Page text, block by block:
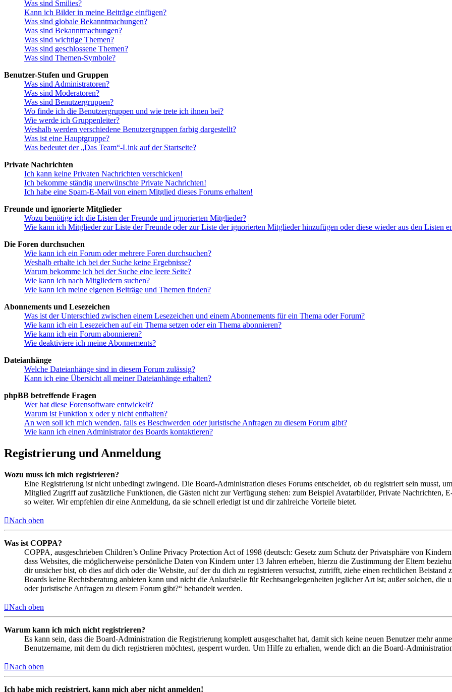
Was sind Smilies?
Kann ich Bilder in meine Beiträge einfügen?
Was sind globale Bekanntmachungen?
Was sind Bekanntmachungen?
Was sind wichtige Themen?
Was sind geschlossene Themen?
Was sind Themen-Symbole?
Benutzer-Stufen und Gruppen
Was sind Administratoren?
Was sind Moderatoren?
Was sind Benutzergruppen?
Wo finde ich die Benutzergruppen und wie trete ich ihnen bei?
Wie werde ich Gruppenleiter?
Weshalb werden verschiedene Benutzergruppen farbig dargestellt?
Was ist eine Hauptgruppe?
Was bedeutet der „Das Team“-Link auf der Startseite?
Private Nachrichten
Ich kann keine Privaten Nachrichten verschicken!
Ich bekomme ständig unerwünschte Private Nachrichten!
Ich habe eine Spam-E-Mail von einem Mitglied dieses Forums erhalten!
Freunde und ignorierte Mitglieder
Wozu benötige ich die Listen der Freunde und ignorierten Mitglieder?
Wie kann ich Mitglieder zur Liste der Freunde oder zur Liste der ignorierten Mitglieder hinzufügen oder diese wieder aus den Listen
Die Foren durchsuchen
Wie kann ich ein Forum oder mehrere Foren durchsuchen?
Weshalb erhalte ich bei der Suche keine Ergebnisse?
Warum bekomme ich bei der Suche eine leere Seite?
Wie kann ich nach Mitgliedern suchen?
Wie kann ich meine eigenen Beiträge und Themen finden?
Abonnements und Lesezeichen
Was ist der Unterschied zwischen einem Lesezeichen und einem Abonnements für ein Thema oder Forum?
Wie kann ich ein Lesezeichen auf ein Thema setzen oder ein Thema abonnieren?
Wie kann ich ein Forum abonnieren?
Wie deaktiviere ich meine Abonnements?
Dateianhänge
Welche Dateianhänge sind in diesem Forum zulässig?
Kann ich eine Übersicht all meiner Dateianhänge erhalten?
phpBB betreffende Fragen
Wer hat diese Forensoftware entwickelt?
Warum ist Funktion x oder y nicht enthalten?
An wen soll ich mich wenden, falls es Beschwerden oder juristische Anfragen zu diesem Forum gibt?
Wie kann ich einen Administrator des Boards kontaktieren?
Registrierung und Anmeldung
Wozu muss ich mich registrieren?
Eine Registrierung ist nicht unbedingt zwingend. Die Board-Administration dieses Forums entscheidet, ob du registriert sein musst,
Mitglied Zugriff auf zusätzliche Funktionen, die Gästen nicht zur Verfügung stehen: zum Beispiel Avatarbilder, Private Nachrichten,
so weiter. Wir empfehlen dir eine Anmeldung, da sie schnell erledigt ist und dir zahlreiche Vorteile bietet.
Nach oben
Was ist COPPA?
COPPA, ausgeschrieben Children’s Online Privacy Protection Act of 1998 (deutsch: Gesetz zum Schutz der Privatsphäre von
dass Websites, die möglicherweise persönliche Daten von Kindern unter 13 Jahren erheben, hierzu die Zustimmung der Eltern
dir unsicher bist, ob dies auf dich oder die Website, auf der du dich zu registrieren versuchst, zutrifft, ziehe einen rechtlichen
Boards keine Rechtsberatung anbieten kann und nicht die Anlaufstelle für Rechtsangelegenheiten jeglicher Art ist; außer solchen,
oder juristische Anfragen zu diesem Forum gibt?“ behandelt werden.
Nach oben
Warum kann ich mich nicht registrieren?
Es kann sein, dass die Board-Administration die Registrierung komplett ausgeschaltet hat, damit sich keine neuen Benutzer mehr
Benutzername, mit dem du dich registrieren möchtest, gesperrt wurden. Um Hilfe zu erhalten, wende dich an die Board-
Nach oben
Ich habe mich registriert, kann mich aber nicht anmelden!